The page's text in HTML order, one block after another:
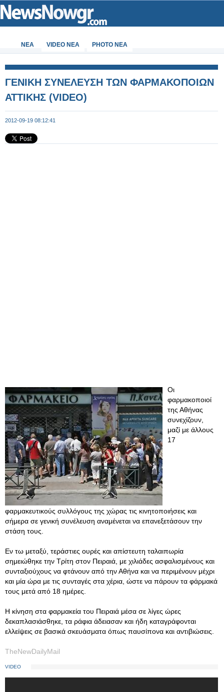
ΝΕΑ VIDEO NEA PHOTO NEA
ΓΕΝΙΚΗ ΣΥΝΕΛΕΥΣΗ ΤΩΝ ΦΑΡΜΑΚΟΠΟΙΩΝ
ΑΤΤΙΚΗΣ (VIDEO)
2012-09-19 08:12:41
Οι
φαρμακοποιοί
της Αθήνας
συνεχίζουν,
μαζί με άλλους
17
φαρμακευτικούς συλλόγους της χώρας τις κινητοποιήσεις και
σήμερα σε γενική συνέλευση αναμένεται να επανεξετάσουν την
στάση τους.
Εν τω μεταξύ, τεράστιες ουρές και απίστευτη ταλαιπωρία
σημειώθηκε την Τρίτη στον Πειραιά, με χιλιάδες ασφαλισμένους και
συνταξιούχους να φτάνουν από την Αθήνα και να περιμένουν μέχρι
και μία ώρα με τις συνταγές στα χέρια, ώστε να πάρουν τα φάρμακά
τους μετά από 18 ημέρες.
Η κίνηση στα φαρμακεία του Πειραιά μέσα σε λίγες ώρες
δεκαπλασιάσθηκε, τα ράφια άδειασαν και ήδη καταγράφονται
ελλείψεις σε βασικά σκευάσματα όπως παυσίπονα και αντιβιώσεις.
TheNewDailyMail
VIDEO